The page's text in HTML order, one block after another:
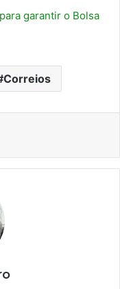
garantir o Bolsa
Correios